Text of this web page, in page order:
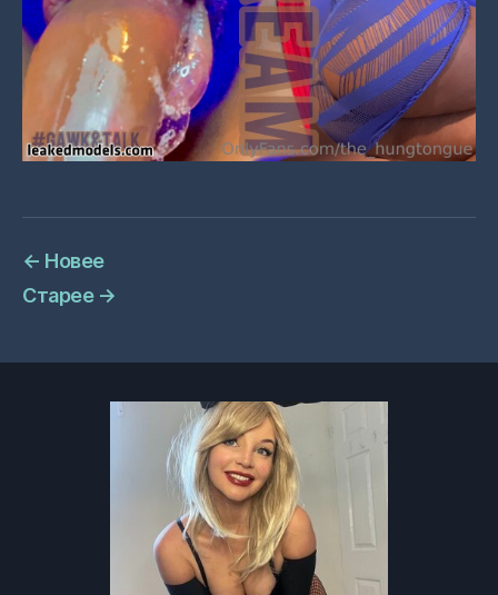
← Новее
Старее →